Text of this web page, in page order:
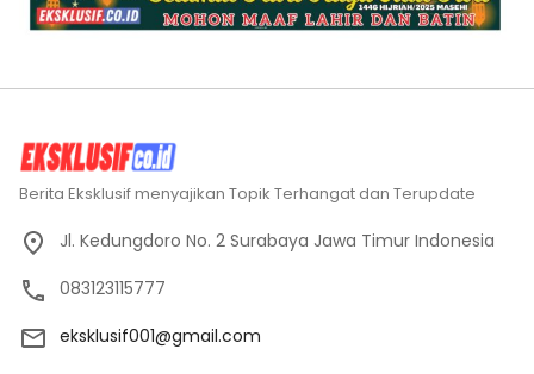
Berita Eksklusif menyajikan Topik Terhangat dan Terupdate
Jl. Kedungdoro No. 2 Surabaya Jawa Timur Indonesia
083123115777
eksklusif001@gmail.com